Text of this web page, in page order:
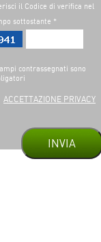
il Codice di verifica nel
sottostante *
contrassegnati sono
ACCETTAZIONE PRIVACY
INVIA